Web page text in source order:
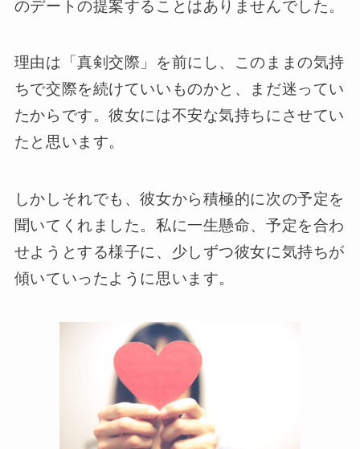
のデートの提案することはありませんでした。
理由は「真剣交際」を前にし、このままの気持
ちで交際を続けていいものかと、まだ迷ってい
たからです。彼女には不安な気持ちにさせてい
たと思います。
しかしそれでも、彼女から積極的に次の予定を
聞いてくれました。私に一生懸命、予定を合わ
せようとする様子に、少しずつ彼女に気持ちが
傾いていったように思います。